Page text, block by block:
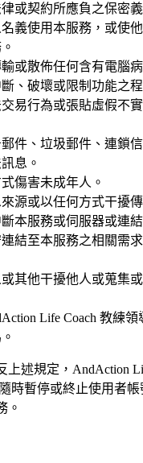
或契約所應負之保密義
義使用本服務，或使
輸或散佈任何含有電腦
、破壞或限制功能之
易行為或張貼虛假不
件、垃圾郵件、連鎖
息。
傷害未成年人。
源或以任何方式干擾
本服務或伺服器或連
結至本服務之相關需
其他干擾他人或蒐集
Life Coach 教練
上述規定，AndAction
時暫停或終止使用者帳
。